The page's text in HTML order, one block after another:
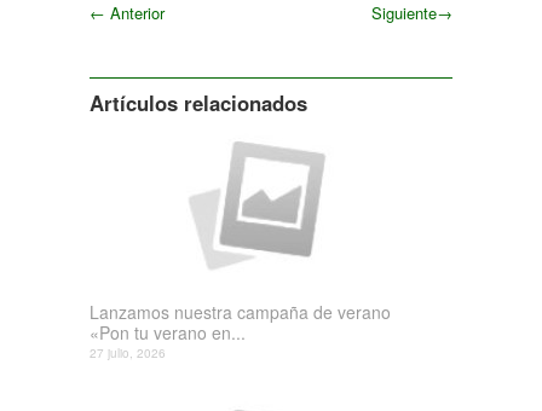
← Anterior Siguiente→
Artículos relacionados
Lanzamos nuestra campaña de verano
«Pon tu verano en...
27 julio, 2026